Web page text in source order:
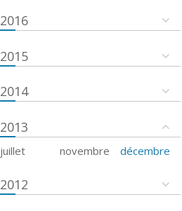
2016
2015
2014
2013
juillet novembre décembre
2012